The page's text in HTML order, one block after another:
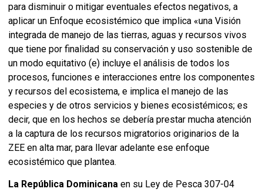
para disminuir o mitigar eventuales efectos negativos, a
aplicar un Enfoque ecosistémico que implica «una Visión
integrada de manejo de las tierras, aguas y recursos vivos
que tiene por finalidad su conservación y uso sostenible de
un modo equitativo (e) incluye el análisis de todos los
procesos, funciones e interacciones entre los componentes
y recursos del ecosistema, e implica el manejo de las
especies y de otros servicios y bienes ecosistémicos; es
decir, que en los hechos se debería prestar mucha atención
a la captura de los recursos migratorios originarios de la
ZEE en alta mar, para llevar adelante ese enfoque
ecosistémico que plantea.
La República Dominicana en su Ley de Pesca 307-04